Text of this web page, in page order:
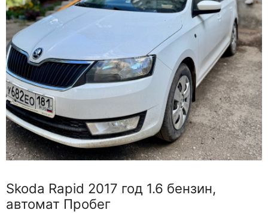
Skoda Rapid 2017 год 1.6 бензин,
автомат Пробег